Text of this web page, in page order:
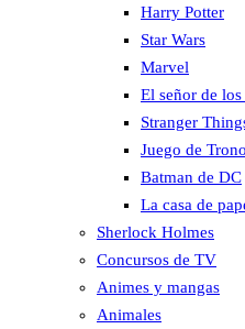
Harry Potter
Star Wars
Marvel
El señor de
Stranger
Juego de
Batman de DC
La casa de
Sherlock Holmes
Concursos de TV
Animes y mangas
Animales